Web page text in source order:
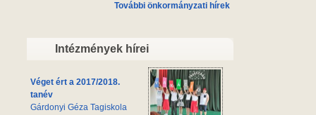
További önkormányzati hírek
Intézmények hírei
Véget ért a 2017/2018.
tanév
Gárdonyi Géza Tagiskola